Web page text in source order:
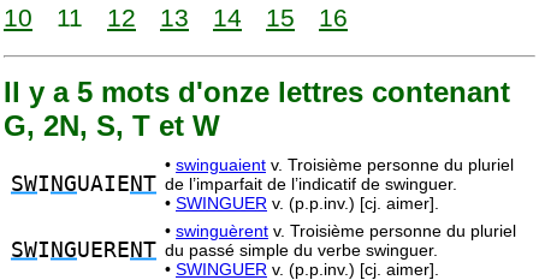
10
11 12 13 14 15 16
Il y a 5 mots d'onze lettres contenant
G, 2N, S, T et W
SWI NGUAIE NT
• swinguaient v. Troisième personne du pluriel
de l’imparfait de l’indicatif de swinguer.
• SWINGUER v. (p.p.inv.) [cj. aimer].
SWI NGUERE NT
• swinguèrent v. Troisième personne du pluriel
du passé simple du verbe swinguer.
• SWINGUER v. (p.p.inv.) [cj. aimer].